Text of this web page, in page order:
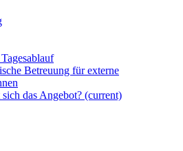
Betreuung für externe
das Angebot? (current)